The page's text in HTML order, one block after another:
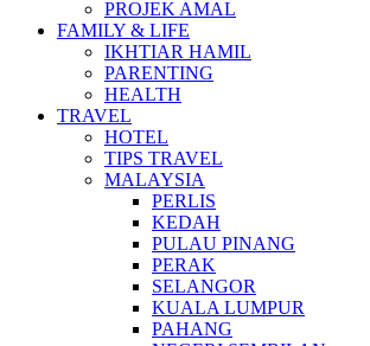
PROJEK AMAL
FAMILY & LIFE
IKHTIAR HAMIL
PARENTING
HEALTH
TRAVEL
HOTEL
TIPS TRAVEL
MALAYSIA
PERLIS
KEDAH
PULAU PINANG
PERAK
SELANGOR
KUALA LUMPUR
PAHANG